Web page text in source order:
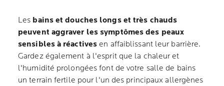
Les bains et douches longs et très chauds
peuvent aggraver les symptômes des peaux
sensibles à réactives en affaiblissant leur barrière.
Gardez également à l'esprit que la chaleur et
l'humidité prolongées font de votre salle de bains
un terrain fertile pour l'un des principaux allergènes